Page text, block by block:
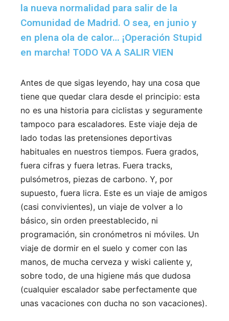
la nueva normalidad para salir de la
Comunidad de Madrid. O sea, en junio y
en plena ola de calor… ¡Operación Stupid
en marcha! TODO VA A SALIR VIEN
Antes de que sigas leyendo, hay una cosa que
tiene que quedar clara desde el principio: esta
no es una historia para ciclistas y seguramente
tampoco para escaladores. Este viaje deja de
lado todas las pretensiones deportivas
habituales en nuestros tiempos. Fuera grados,
fuera cifras y fuera letras. Fuera tracks,
pulsómetros, piezas de carbono. Y, por
supuesto, fuera licra. Este es un viaje de amigos
(casi convivientes), un viaje de volver a lo
básico, sin orden preestablecido, ni
programación, sin cronómetros ni móviles. Un
viaje de dormir en el suelo y comer con las
manos, de mucha cerveza y wiski caliente y,
sobre todo, de una higiene más que dudosa
(cualquier escalador sabe perfectamente que
unas vacaciones con ducha no son vacaciones).